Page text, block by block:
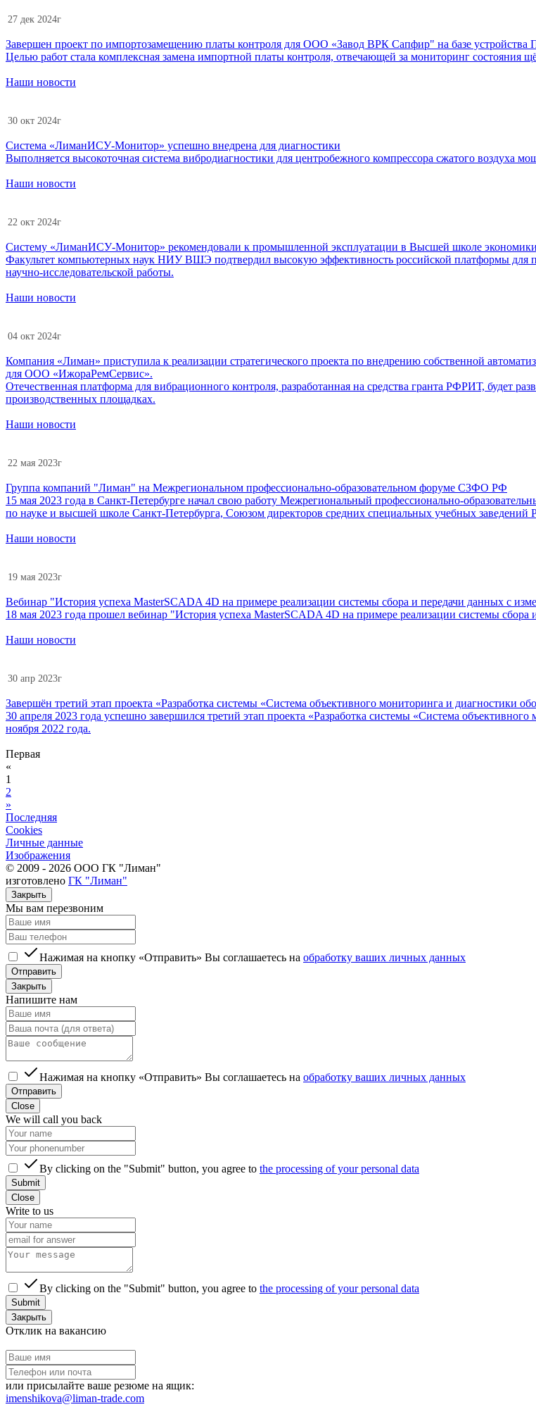
27 дек 2024г
Завершен проект по импортозамещению платы контроля для ООО «Завод ВРК Сапфир" на базе устройства
Целью работ стала комплексная замена импортной платы контроля, отвечающей за мониторинг состояния
Наши новости
30 окт 2024г
Система «ЛиманИСУ-Монитор» успешно внедрена для диагностики
Выполняется высокоточная система вибродиагностики для центробежного компрессора сжатого воздуха
Наши новости
22 окт 2024г
Систему «ЛиманИСУ-Монитор» рекомендовали к промышленной эксплуатации в Высшей школе экономики
Факультет компьютерных наук НИУ ВШЭ подтвердил высокую эффективность российской платформы для
научно-исследовательской работы.
Наши новости
04 окт 2024г
Компания «Лиман» приступила к реализации стратегического проекта по внедрению собственной
для ООО «ИжораРемСервис».
Отечественная платформа для вибрационного контроля, разработанная на средства гранта РФРИТ, будет
производственных площадках.
Наши новости
22 мая 2023г
Группа компаний "Лиман" на Межрегиональном профессионально-образовательном форуме СЗФО РФ
15 мая 2023 года в Санкт-Петербурге начал свою работу Межрегиональный профессионально-
по науке и высшей школе Санкт-Петербурга, Союзом директоров средних специальных учебных заведений
Наши новости
19 мая 2023г
Вебинар "История успеха MasterSCADA 4D на примере реализации системы сбора и передачи данных с
18 мая 2023 года прошел вебинар "История успеха MasterSCADA 4D на примере реализации системы
Наши новости
30 апр 2023г
Завершён третий этап проекта «Разработка системы «Система объективного мониторинга и диагностики
30 апреля 2023 года успешно завершился третий этап проекта «Разработка системы «Система
ноября 2022 года.
Первая
«
1
2
»
Последняя
Cookies
Личные данные
Изображения
© 2009 - 2026 ООО ГК "Лиман"
изготовлено ГК "Лиман"
Закрыть
Мы вам перезвоним
Нажимая на кнопку «Отправить» Вы соглашаетесь на обработку ваших личных данных
Отправить
Закрыть
Напишите нам
Нажимая на кнопку «Отправить» Вы соглашаетесь на обработку ваших личных данных
Отправить
Close
We will call you back
By clicking on the "Submit" button, you agree to the processing of your personal data
Submit
Close
Write to us
By clicking on the "Submit" button, you agree to the processing of your personal data
Submit
Закрыть
Отклик на вакансию
или присылайте ваше резюме на ящик:
imenshikova@liman-trade.com